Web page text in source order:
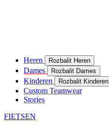
Heren Rozbalit Heren
Dames Rozbalit Dames
Kinderen Rozbalit Kinderen
Custom Teamwear
Stories
FIETSEN